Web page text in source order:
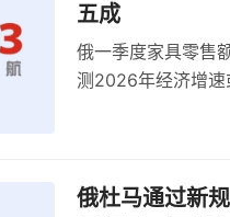
五成
俄一季度家具零售
测2026年经济增速
俄杜马通过新